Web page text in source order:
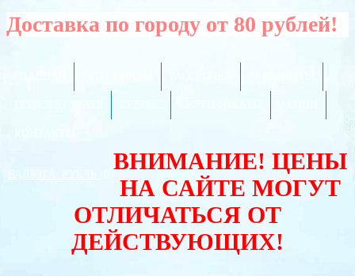
Доставка по городу от 80 рублей!
ВАЛЮТА:
ВНИМАНИЕ! ЦЕНЫ
НА САЙТЕ МОГУТ
ОТЛИЧАТЬСЯ ОТ
ДЕЙСТВУЮЩИХ!